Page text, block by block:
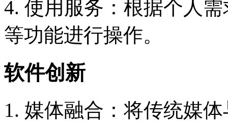
4. 使用服务：根据个人
等功能进行操作。
软件创新
1. 媒体融合：将传统媒